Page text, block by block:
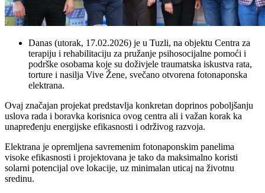
Danas (utorak, 17.02.2026) je u Tuzli, na objektu Centra za
terapiju i rehabilitaciju za pružanje psihosocijalne pomoći i
podrške osobama koje su doživjele traumatska iskustva rata,
torture i nasilja Vive Žene, svečano otvorena fotonaponska
elektrana.
Ovaj značajan projekat predstavlja konkretan doprinos poboljšanju
uslova rada i boravka korisnica ovog centra ali i važan korak ka
unapređenju energijske efikasnosti i održivog razvoja.
Elektrana je opremljena savremenim fotonaponskim panelima
visoke efikasnosti i projektovana je tako da maksimalno koristi
solarni potencijal ove lokacije, uz minimalan uticaj na životnu
sredinu.